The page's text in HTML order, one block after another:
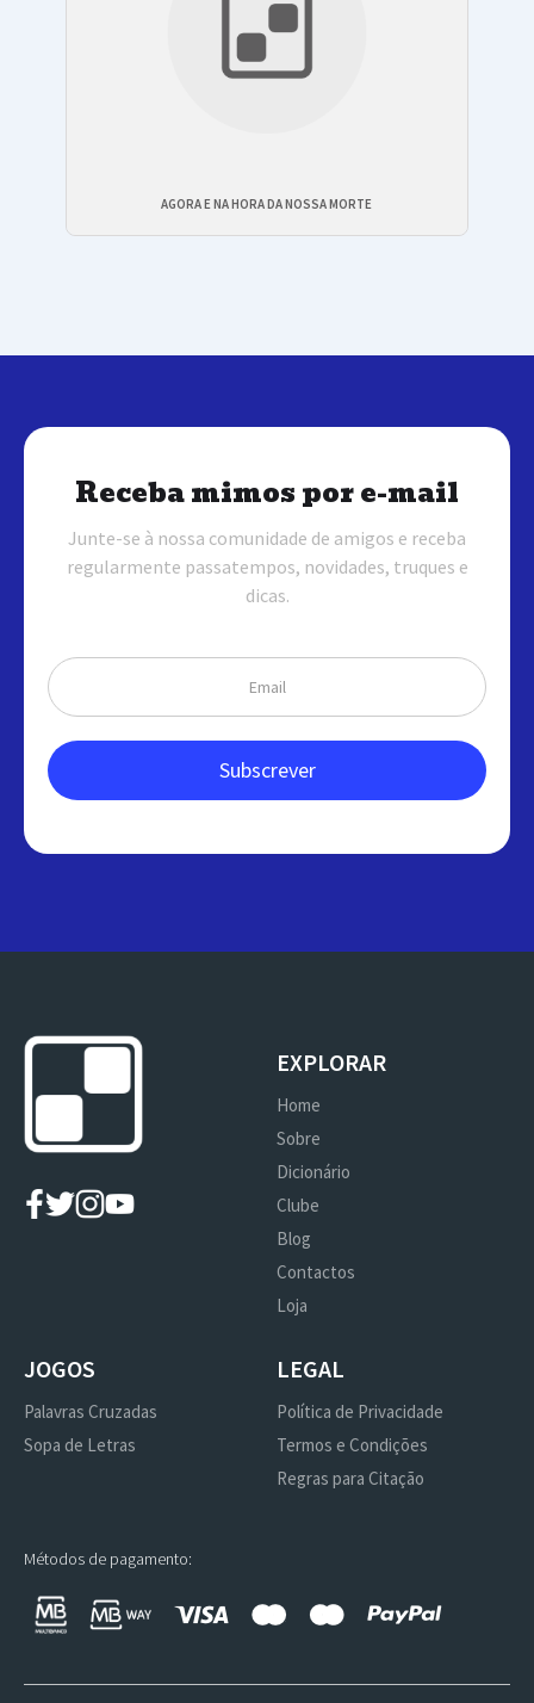
AGORA E NA HORA DA NOSSA MORTE
Receba mimos por e-mail
Junte-se à nossa comunidade de amigos e receba
regularmente passatempos, novidades, truques e
dicas.
EXPLORAR
Home
Sobre
Dicionário
Clube
Blog
Contactos
Loja
JOGOS
Palavras Cruzadas
Sopa de Letras
LEGAL
Política de Privacidade
Termos e Condições
Regras para Citação
Métodos de pagamento: